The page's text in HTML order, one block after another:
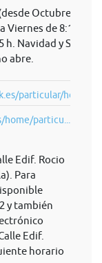
Octubre hasta
Viernes de 8:15 a
h. Navidad y
abre.
particular/home/
particu...
Edif. Rocio
Para
y también
Edif.
horario